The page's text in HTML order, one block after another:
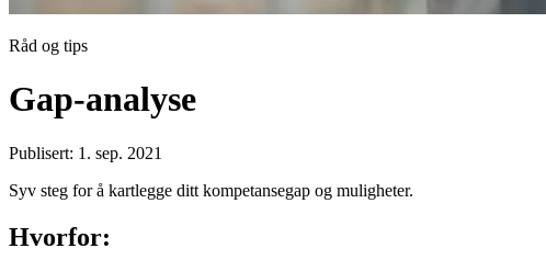
Råd og tips
Gap-analyse
Publisert: 1. sep. 2021
Syv steg for å kartlegge ditt kompetansegap og muligheter.
Hvorfor: